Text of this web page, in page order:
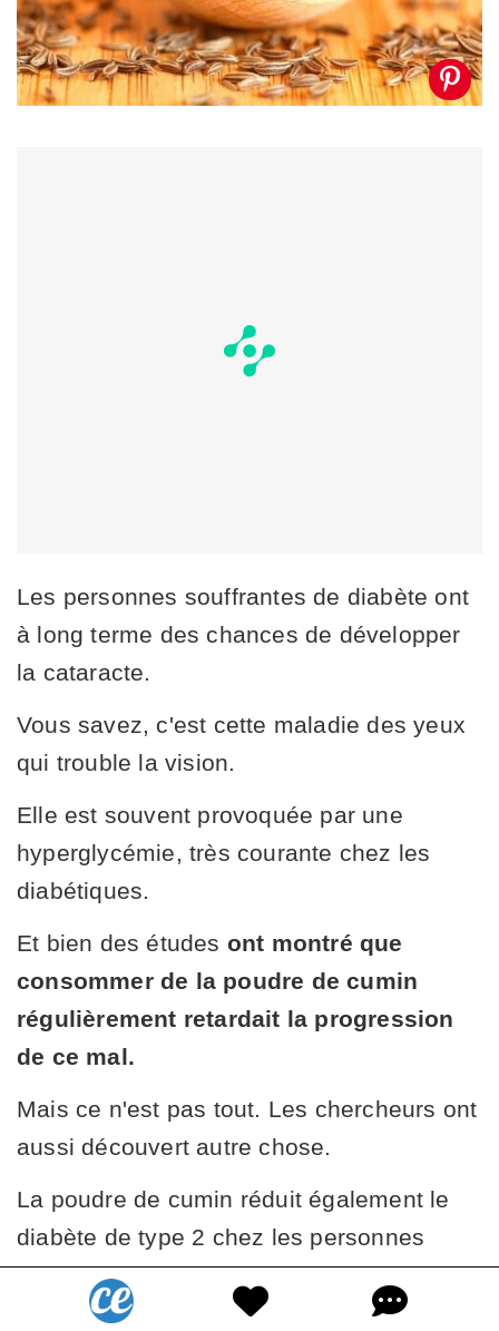
Les personnes souffrantes de diabète ont
à long terme des chances de développer
la cataracte.
Vous savez, c'est cette maladie des yeux
qui trouble la vision.
Elle est souvent provoquée par une
hyperglycémie, très courante chez les
diabétiques.
Et bien des études ont montré que
consommer de la poudre de cumin
régulièrement retardait la progression
de ce mal.
Mais ce n'est pas tout. Les chercheurs ont
aussi découvert autre chose.
La poudre de cumin réduit également le
diabète de type 2 chez les personnes
atteintes de diabète.